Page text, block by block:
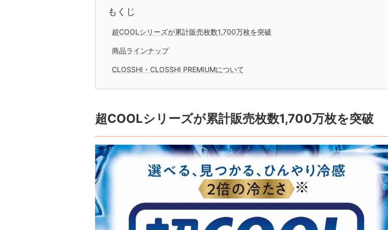
もくじ
超COOLシリーズが累計販売枚数1,700万枚を突破
商品ラインナップ
CLOSSHI・CLOSSHI PREMIUMについて
超COOLシリーズが累計販売枚数1,700万枚を突破